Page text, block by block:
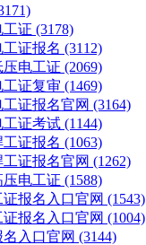
工证 (3178)
证报名 (3112)
电工证 (2069)
证复审 (1469)
证报名官网 (3164)
工证考试 (1144)
证报名 (1063)
证报名官网 (1262)
电工证 (1588)
报名入口官网 (1543)
报名入口官网 (1004)
入口官网 (3144)